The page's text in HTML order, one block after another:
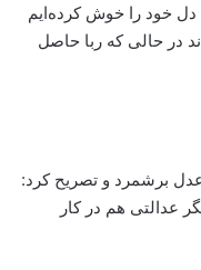
دل خود را خوش کرده‌ایم
در حالی که ربا حاصل
عدل برشمرد و تصریح کرد:
عدالتی هم در کار